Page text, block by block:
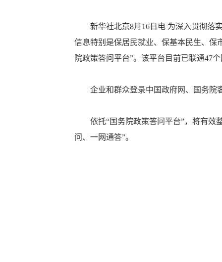
新华社北京8月16日电 为深入贯彻落实
信息特别是保居民就业、保基本民生、保
院政策答问平台”。该平台目前已联通47
企业和群众登录中国政府网、国务院客
依托“国务院政策答问平台”，将有效整
问、一网通答”。